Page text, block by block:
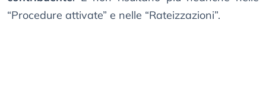
“Procedure attivate” e nelle “Rateizzazioni”.